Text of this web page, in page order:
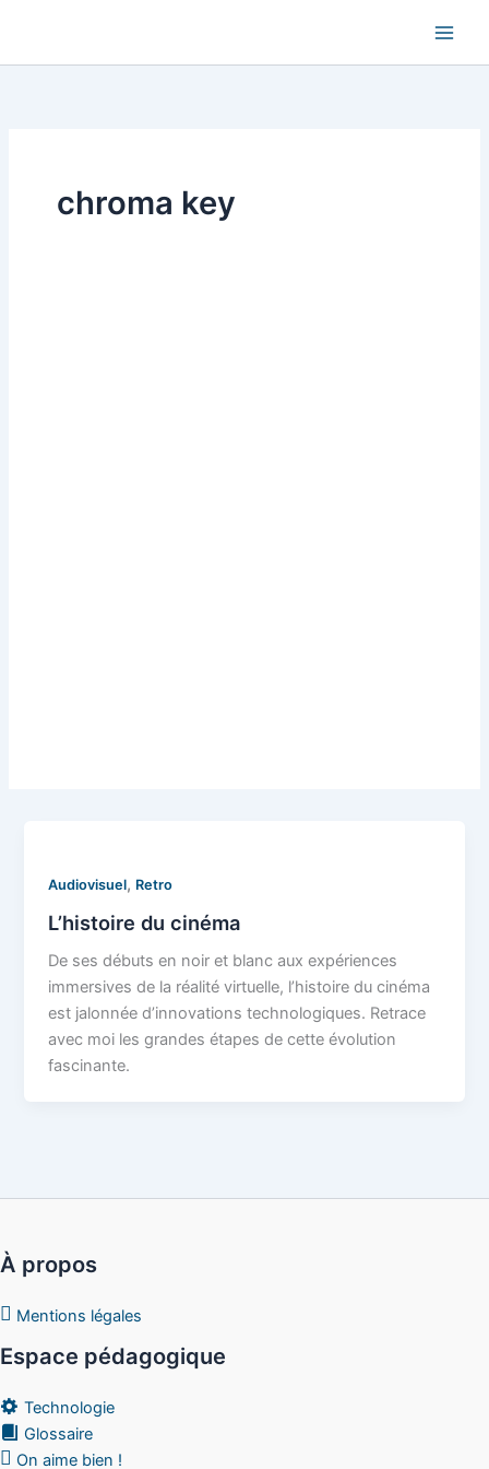
contenu
chroma key
Audiovisuel, Retro
L’histoire du cinéma
De ses débuts en noir et blanc aux expériences
immersives de la réalité virtuelle, l’histoire du cinéma
est jalonnée d’innovations technologiques. Retrace
avec moi les grandes étapes de cette évolution
fascinante.
À propos
Mentions légales
Espace pédagogique
Technologie
Glossaire
On aime bien !